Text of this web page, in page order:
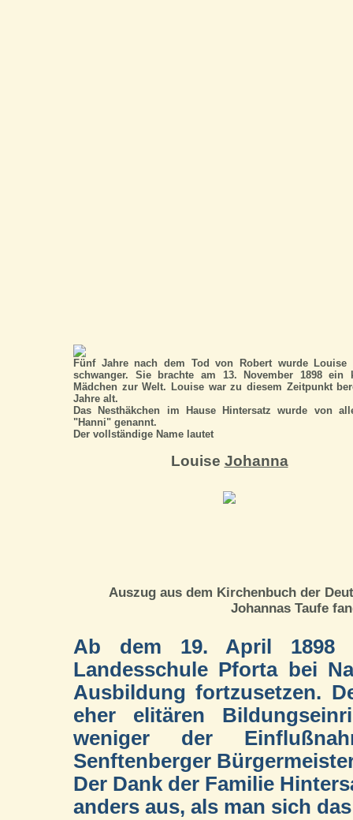
Fünf Jahre nach dem Tod von Robert wurde Louise
schwanger. Sie brachte am 13. November 1898 ein
Mädchen zur Welt. Louise war zu diesem Zeitpunkt
Jahre alt.
Das Nesthäkchen im Hause Hintersatz wurde von
"Hanni" genannt.
Der vollständige Name lautet
Louise Johanna
Auszug aus dem Kirchenbuch der
Johannas Taufe
Ab dem 19. April 1898
Landesschule Pforta bei
Ausbildung fortzusetzen.
eher elitären
weniger der
Senftenberger
Der Dank der Familie
anders aus, als man sich